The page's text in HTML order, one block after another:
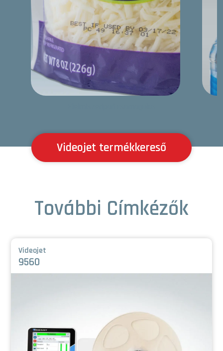
Videojet termékkereső
További Címkézők
Videojet
9560